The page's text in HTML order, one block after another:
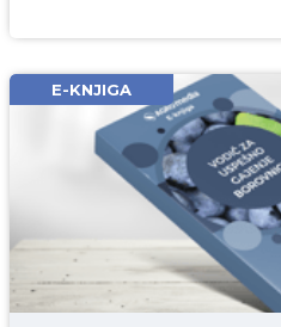
Email* obavezno
Komentar* obavezno
E-KNJIGA